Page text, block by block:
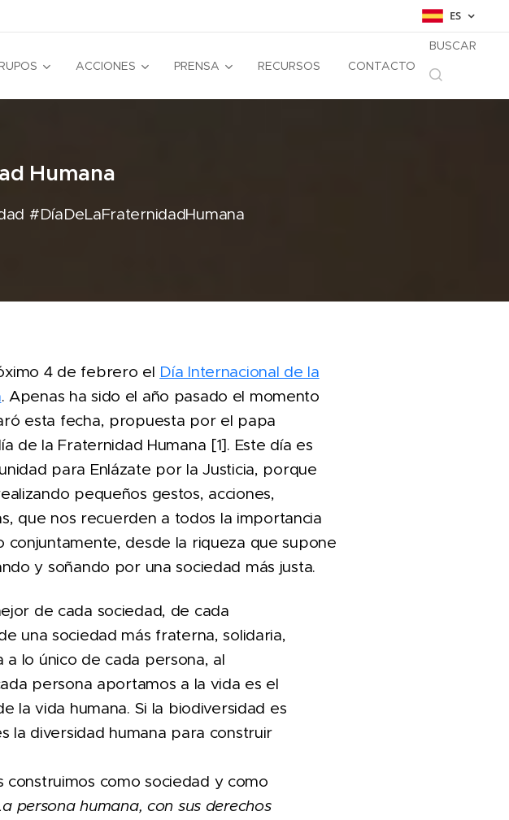
ES
ACCIONES PRENSA RECURSOS CONTACTO
BUSCAR
Humana
#DíaDeLaFraternidadHumana
4 de febrero el Día Internacional de la
. Apenas ha sido el año pasado el momento
esta fecha, propuesta por el papa
de la Fraternidad Humana [1]. Este día es
para Enlázate por la Justicia, porque
pequeños gestos, acciones,
que nos recuerden a todos la importancia
conjuntamente, desde la riqueza que supone
y soñando por una sociedad más justa.
de cada sociedad, de cada
una sociedad más fraterna, solidaria,
lo único de cada persona, al
persona aportamos a la vida es el
la vida humana. Si la biodiversidad es
la diversidad humana para construir
como sociedad y como
persona humana, con sus derechos